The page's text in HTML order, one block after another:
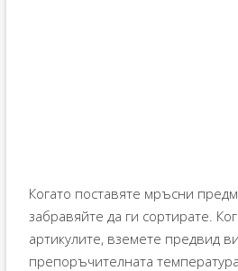
Когато поставяте мръсни
забравяйте да ги сортирате.
артикулите, вземете предвид
препоръчителната